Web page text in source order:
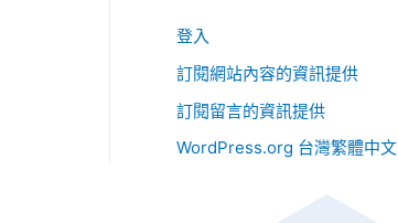
登入
訂閱網站內容的資訊提供
訂閱留言的資訊提供
WordPress.org 台灣繁體中文